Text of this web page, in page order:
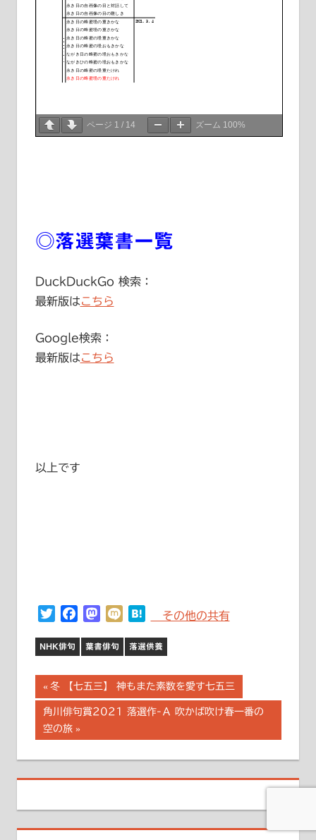
ページ 1 / 14 ズーム 100%
◎落選葉書一覧
DuckDuckGo 検索：
最新版はこちら
Google検索：
最新版はこちら
以上です
TwitterFacebook
Mastodon
Mixi Hatena
その他の共有
NHK俳句 葉書俳句 落選供養
投
稿
ナ
ー
前
の
記
冬 【七五三】 神もまた素数を愛す七五三
次
の
事:
角川俳句賞2021 落選作-Ａ 吹かば吹け春一番の
空の旅